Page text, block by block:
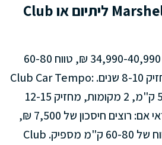
מה יותר כדאי – Marshell ליתיום או Club
Marshell DH ליתיום: 34,990-40,990 ₪, טווח 60-80
ק"מ, 2-4 מקומות, מחזיק 8-10 שנים. Club Car Tempo:
42,480 ₪, טווח 55-75 ק"מ, 2 מקומות, מחזיק 12-15
שנים. מרשל ליתיום כדאי אם: רוצים חיסכון של 7,500 ₪,
צריכים 4 מקומות, הטווח של 60-80 ק"מ מספיק. Club